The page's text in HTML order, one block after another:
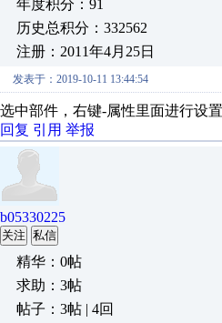
年度积分：91
历史总积分：332562
注册：2011年4月25日
发表于：2019-10-11 13:44:54
选中部件，右键-属性里面进行设
回复 引用 举报
b05330225
关注 私信
精华：0帖
求助：3帖
帖子：3帖 | 4回